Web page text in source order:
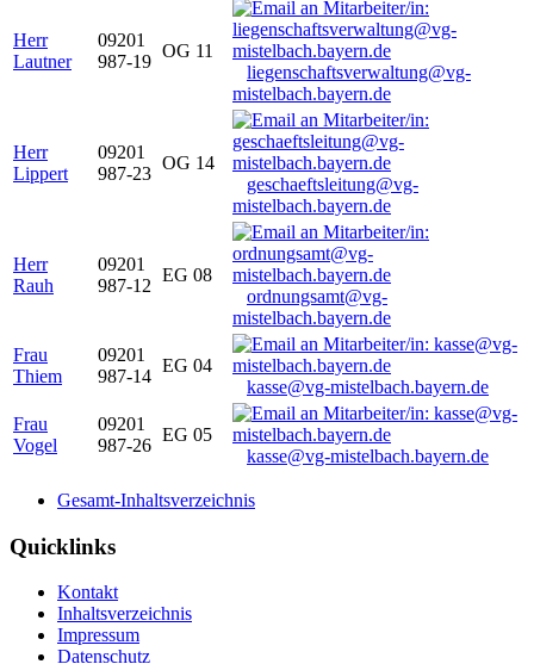
Herr
Lautner
09201
987-19
OG 11
liegenschaftsverwaltung@vg-
mistelbach.bayern.de
Herr
Lippert
09201
987-23
OG 14
geschaeftsleitung@vg-
mistelbach.bayern.de
Herr
Rauh
09201
987-12
EG 08
ordnungsamt@vg-
mistelbach.bayern.de
Frau
Thiem
09201
987-14
EG 04
kasse@vg-mistelbach.bayern.de
Frau
Vogel
09201
987-26
EG 05
kasse@vg-mistelbach.bayern.de
Gesamt-Inhaltsverzeichnis
Quicklinks
Kontakt
Inhaltsverzeichnis
Impressum
Datenschutz